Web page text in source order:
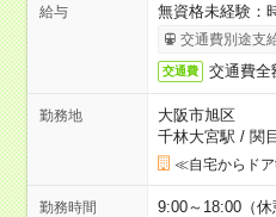
給与 無資格未経験
交通費別途支
交通費 交通費全
勤務地
大阪市旭区
千林大宮駅 / 関
≪自宅からドア
勤務時間
9:00～18:00（